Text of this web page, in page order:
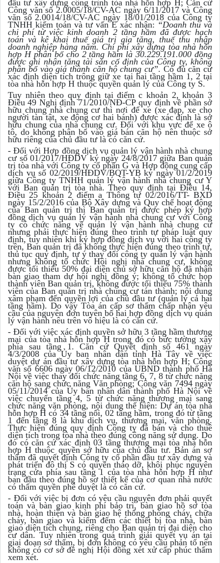
đầu tư xây dựng công trình tòa nhà hỗn hợp H; Căn cứ
Công văn số 2.0005/18/CV-AC ngày 6/11/2017 và Công
văn số 2.0014/18/CV-AC ngày 18/01/2018 của Công ty
TNHH kiểm toán và tư vấn E xác nhận: “Doanh thu và
chi phí từ việc kinh doanh 2 tầng hầm đã được hạch
toán và kê khai thuế giá trị gia tăng, thuế thu nhập
doanh nghiệp hàng năm. Chi phí xây dựng tòa nhà hỗn
hợp H phân bổ cho 2 tầng hầm là 30.229.191.000 đồng
được ghi nhận tăng tài sản cố định của Công ty, không
phân bổ vào giá thành căn hộ chung cư”. Có đủ căn cứ
xác định diện tích trông giữ xe tại hai tầng hầm 1, 2 tại
tòa nhà hỗn hợp H thuộc quyền quản lý của Công ty S.
Tuy nhiên theo quy định tại điểm c khoản 2, khoản 3
Điều 49 Nghị định 71/2010/NĐ-CP quy định về phần sở
hữu chung nhà chung cư thì nơi để xe (xe đạp, xe cho
người tàn tật, xe động cơ hai bánh) được xác định là sở
hữu chung của nhà chung cư. Đối với khu vực để xe ô
tô, do không phân bổ vào giá bán căn hộ nên thuộc sở
hữu riêng của chủ đầu tư là có căn cứ.
- Đối với Hợp đồng dịch vụ quản lý vận hành nhà chung
cư số 01/2017/HĐDV ký ngày 24/8/2017 giữa Ban quản
trị tòa nhà với Công ty cổ phần G và Hợp đồng cung cấp
dịch vụ số 02/2019/HĐDV/BQT-YB ký ngày 01/2/2019
giữa Công ty TNHH quản lý vận hành nhà chung cư Y
với Ban quản trị tòa nhà. Theo quy định tại Điều 14,
Điều 25 khoản 2 điểm a Thông tư 02/2016/TT- BXD
ngày 15/2/2016 của Bộ Xây dựng và Quy chế hoạt động
của Ban quản trị thì Ban quản trị được phép ký hợp
đồng dịch vụ quản lý vận hành nhà chung cư với Công
ty có chức năng về quản lý vận hành nhà chung cư
nhưng phải thực hiện đúng theo trình tự pháp luật quy
định, tuy nhiên khi ký hợp đồng dịch vụ với hai công ty
trên, Ban quản trị đã không thực hiện đúng theo trình tự,
thủ tục quy định, tự ý thay đổi công ty quản lý vận hành
nhưng không tổ chức Hội nghị nhà chung cư, không
được tối thiểu 50% đại diện chủ sở hữu căn hộ đã nhận
bàn giao tham dự hội nghị đồng ý; không tổ chức họp
thành viên Ban quản trị, không được tối thiểu 75% thành
viên của Ban quản trị nhà chung cư tán thành; nội dung
xâm phạm đến quyền lợi của chủ đầu tư (quản lý cả hai
tầng hầm). Do vậy Tòa án cấp sơ thẩm chấp nhận yêu
cầu của nguyên đơn tuyên bố hai hợp đồng dịch vụ quản
lý vận hành nêu trên vô hiệu là có căn cứ.
- Đối với việc xác định quyền sở hữu 3 tầng hầm thương
mại của tòa nhà hỗn hợp H trong đó có bức tường xây
phía sau tầng 1. Căn cứ Quyết định số 461 ngày
4/3/2008 của Ủy ban nhân dân tỉnh Hà Tây về việc
duyệt dự án đầu tư xây dựng tòa nhà hỗn hợp H; Công
văn số 6606 ngày 06/12/2010 của UBND thành phố Hà
Nội về việc thay đổi chức năng tầng 6, 7, 8 từ chức năng
căn hộ sang chức năng Văn phòng; Công văn 7494 ngày
05/11/2014 của Ủy ban nhân dân thành phố Hà Nội về
việc chuyển tầng 4, 5 từ chức năng thương mại sang
chức năng văn phòng, nội dung thể hiện: Dự án tòa nhà
hỗn hợp H có 34 tầng nổi, 02 tầng hầm, trong đó từ tầng
1 đến tầng 8 là khu dịch vụ, thương mại, văn phòng.
Thực hiện đúng quy định Công ty đã bán và cho thuê
diện tích trong tòa nhà theo đúng công năng sử dụng. Do
đó có căn cứ xác định 03 tầng thương mại tòa nhà hỗn
hợp H thuộc quyền sở hữu của chủ đầu tư. Bản án sơ
thẩm đã quyết định Công ty cổ phần đầu tư xây dựng và
phát triển đô thị S có quyền tháo dỡ, khôi phục nguyên
trạng cửa phía sau tầng 1 của tòa nhà hỗn hợp H như
ban đầu theo đúng hồ sơ thiết kế của cơ quan nhà nước
có thẩm quyền phê duyệt là có căn cứ.
- Đối với việc bị đơn có yêu cầu nguyên đơn phải quyết
toán và bàn giao kinh phí bảo trì, bàn giao hồ sơ tòa
nhà, hoàn thiện và bàn giao hệ thống phòng cháy, chữa
cháy, bàn giao và kiểm đếm các thiết bị tòa nhà, bàn
giao diện tích chung, riêng cho Ban quản trị đại diện cho
cư dân. Tuy nhiên trong quá trình giải quyết vụ án tại
giai đoạn sơ thẩm, bị đơn không có yêu cầu phản tố nên
không có cơ sở đề nghị Hội đồng xét xử cấp phúc thẩm
xem xét.